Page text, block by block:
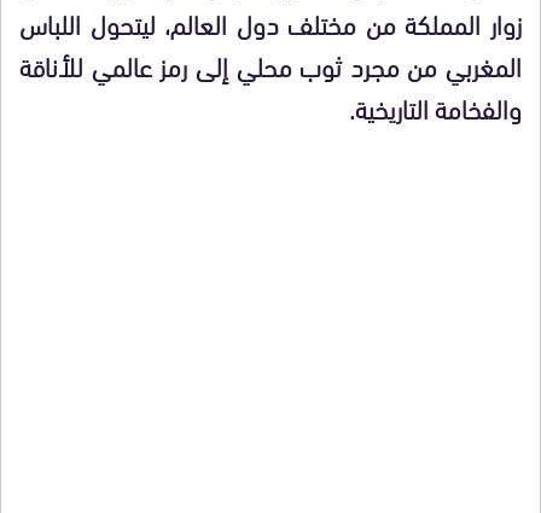
زوار المملكة من مختلف دول العالم، ليتحول اللباس
المغربي من مجرد ثوب محلي إلى رمز عالمي للأناقة
والفخامة التاريخية.